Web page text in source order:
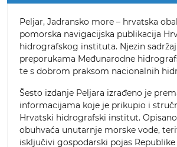
Peljar, Jadransko more – hrvatska
pomorska navigacijska publikacija
hidrografskog instituta. Njezin
preporukama Međunarodne
te s dobrom praksom nacionalnih
Šesto izdanje Peljara izrađeno je
informacijama koje je prikupio i
Hrvatski hidrografski institut.
obuhvaća unutarnje morske vode,
isključivi gospodarski pojas Republike